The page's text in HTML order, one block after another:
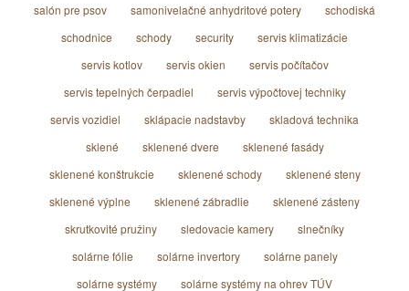
salón pre psov
samonivelačné anhydritové potery
schodiská
schodnice
schody security
servis klimatizácie
servis kotlov
servis okien
servis počítačov
servis tepelných čerpadiel
servis výpočtovej techniky
servis vozidiel
sklápacie nadstavby
skladová technika
sklené
sklenené dvere
sklenené fasády
sklenené konštrukcie
sklenené schody
sklenené steny
sklenené výplne
sklenené zábradlie
sklenené zásteny
skrutkovité pružiny
sledovacie kamery
slnečníky
solárne fólie
solárne invertory
solárne panely
solárne systémy
solárne systémy na ohrev TÚV